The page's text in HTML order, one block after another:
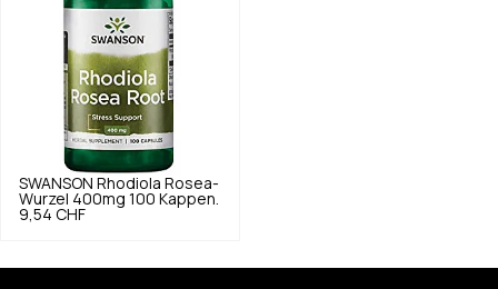
SWANSON Rhodiola Rosea-
Wurzel 400mg 100 Kappen.
9,54 CHF